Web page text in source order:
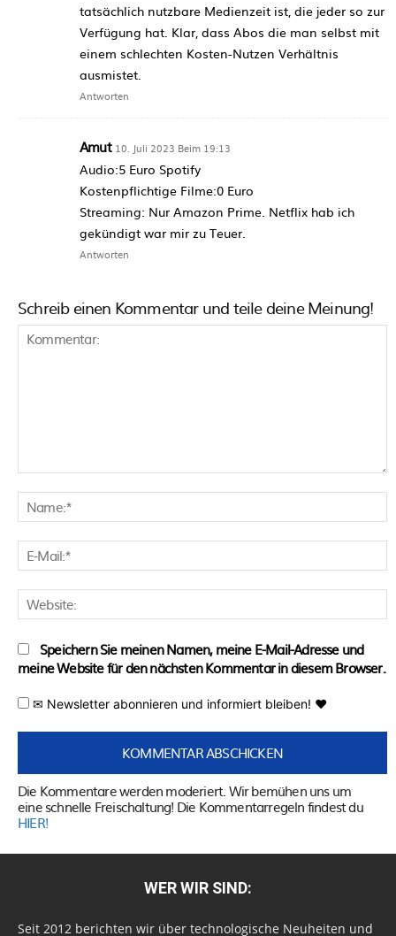
tatsächlich nutzbare Medienzeit ist, die jeder so zur
Verfügung hat. Klar, dass Abos die man selbst mit
einem schlechten Kosten-Nutzen Verhältnis
ausmistet.
Antworten
Amut 10. Juli 2023 Beim 19:13
Audio:5 Euro Spotify
Kostenpflichtige Filme:0 Euro
Streaming: Nur Amazon Prime. Netflix hab ich
gekündigt war mir zu Teuer.
Antworten
Schreib einen Kommentar und teile deine Meinung!
Speichern Sie meinen Namen, meine E-Mail-Adresse und
meine Website für den nächsten Kommentar in diesem Browser.
✉ Newsletter abonnieren und informiert bleiben! ♥
Die Kommentare werden moderiert. Wir bemühen uns um
eine schnelle Freischaltung! Die Kommentarregeln findest du
HIER!
WER WIR SIND:
Seit 2012 berichten wir über technologische Neuheiten und